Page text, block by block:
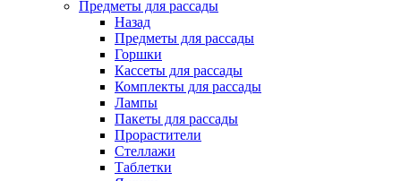
Предметы для рассады
Назад
Предметы для рассады
Горшки
Кассеты для рассады
Комплекты для рассады
Лампы
Пакеты для рассады
Прорастители
Стеллажи
Таблетки